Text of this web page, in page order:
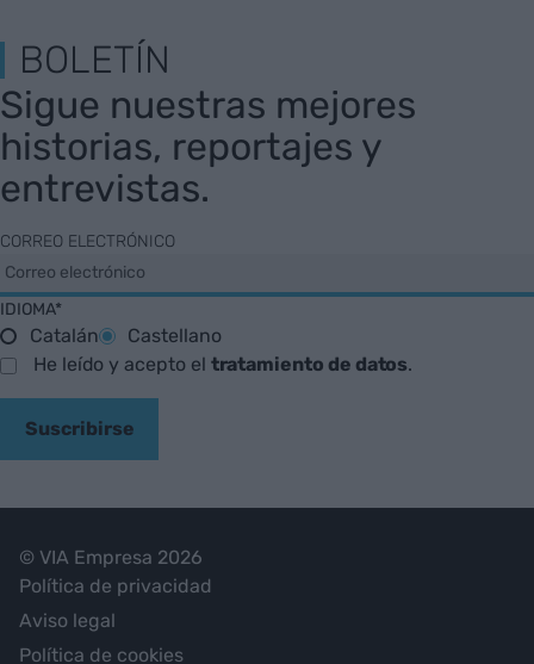
BOLETÍN
Sigue nuestras mejores
historias, reportajes y
entrevistas.
CORREO ELECTRÓNICO
IDIOMA*
Catalán
Castellano
He leído y acepto el tratamiento de datos.
Suscribirse
© VIA Empresa 2026
Política de privacidad
Aviso legal
Política de cookies